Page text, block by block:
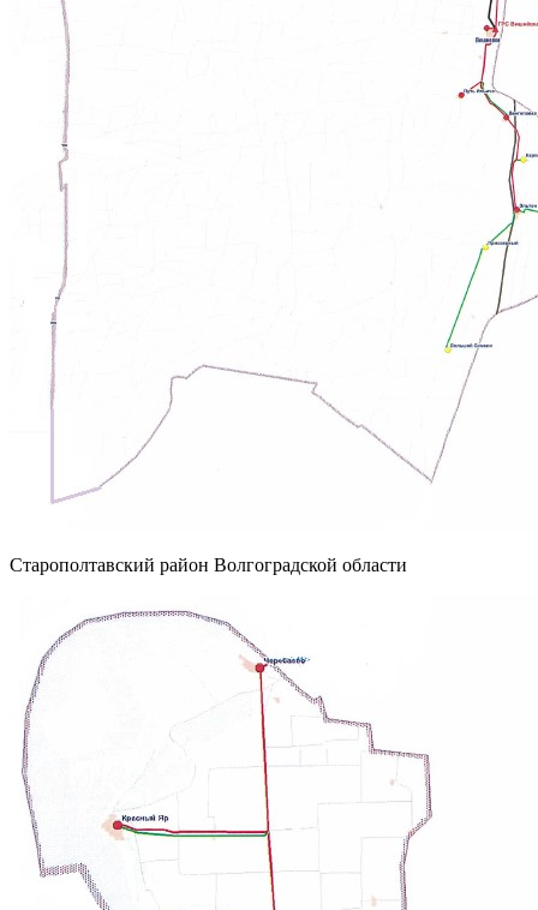
Старополтавский район Волгоградской области